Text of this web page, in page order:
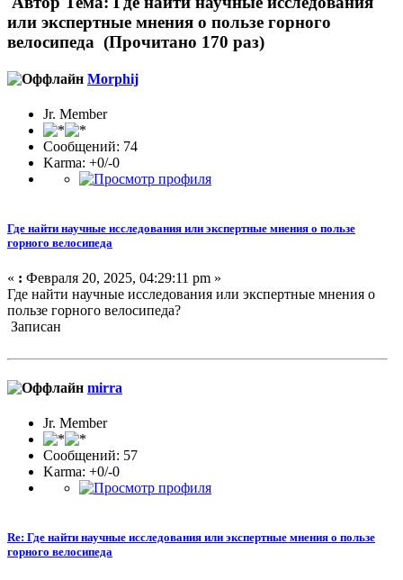
или экспертные мнения о пользе горного
велосипеда (Прочитано 170 раз)
Morphij
Jr. Member
Сообщений: 74
Karma: +0/-0
Где найти научные исследования или экспертные мнения о пользе
горного велосипеда
« : Февраля 20, 2025, 04:29:11 pm »
Где найти научные исследования или экспертные мнения о
пользе горного велосипеда?
Записан
mirra
Jr. Member
Сообщений: 57
Karma: +0/-0
Re: Где найти научные исследования или экспертные мнения о пользе
горного велосипеда